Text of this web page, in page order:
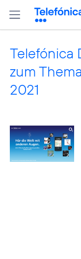
Telefónica
zum
2021